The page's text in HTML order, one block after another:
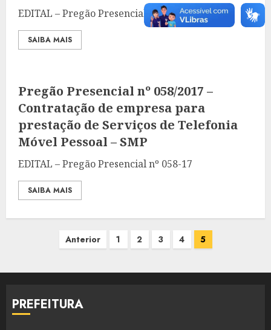
EDITAL – Pregão Presencial nº 059-17
SAIBA MAIS
Pregão Presencial nº 058/2017 –
Contratação de empresa para
prestação de Serviços de Telefonia
Móvel Pessoal – SMP
EDITAL – Pregão Presencial nº 058-17
SAIBA MAIS
Paginação
posts
Anterior 1 2 3 4 5
PREFEITURA